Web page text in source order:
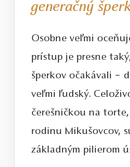
generačný
Osobne veľmi
prístup je presne
šperkov očakávali –
veľmi ľudský.
čerešničkou na
rodinu Mikušovcov,
základným pilierom